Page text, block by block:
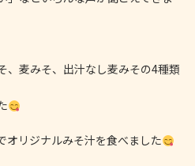
、麦みそ、出汁なし麦みその4種類
オリジナルみそ汁を食べました